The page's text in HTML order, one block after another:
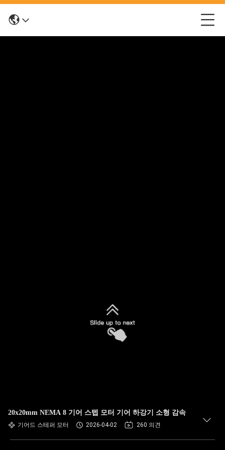
20x20mm NEMA 8 기어 스텝 모터 기어 하강기 소형 감속
기어드 스테퍼 모터 2026-04-02 260 의견